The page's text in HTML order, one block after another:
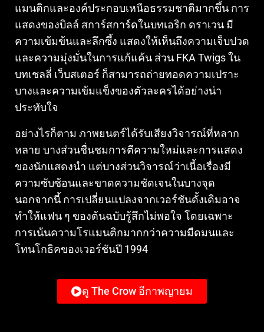
แมนติกและองค์ประกอบเหนือธรรมชาติมากขึ้น การ
แสดงของบิลล์ สการ์สการ์ดในบทเอริก ดราเวน มี
ความเข้มข้นและลึกซึ้ง แสดงให้เห็นถึงความเจ็บปวด
และความมุ่งมั่นในการแก้แค้น ส่วน FKA Twigs ใน
บทเชลลี่ เว็บสเตอร์ ก็สามารถถ่ายทอดความเปราะ
บางและความเข้มแข็งของตัวละครได้อย่างน่า
ประทับใจ
อย่างไรก็ตาม ภาพยนตร์ได้รับเสียงวิจารณ์ที่หลาก
หลาย บางส่วนชื่นชมการตีความใหม่และการแสดง
ของนักแสดงนำ แต่บางส่วนวิจารณ์ว่าเนื้อเรื่องมี
ความซับซ้อนและขาดความชัดเจนในบางจุด
นอกจากนี้ การเปลี่ยนแปลงจากเวอร์ชันดั้งเดิมอาจ
ทำให้แฟน ๆ ของต้นฉบับรู้สึกไม่พอใจ โดยเฉพาะ
การเน้นความโรแมนติกมากกว่าความมืดมนและ
โทนโกธิคของเวอร์ชันปี 1994
ดู The Crow อีกาพญายม